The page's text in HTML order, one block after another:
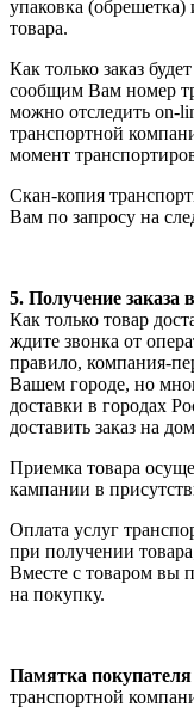
упаковка
товара.
Как только заказ
сообщим Вам номер
можно отследить on-
транспортной
момент
Скан-копия
Вам по запросу на
5. Получение заказа
Как только товар
ждите звонка от
правило, компания-
Вашем городе, но
доставки в городах
доставить заказ на
Приемка товара
кампании в
Оплата услуг
при получении
Вместе с товаром вы
на покупку.
Памятка покупателя
транспортной